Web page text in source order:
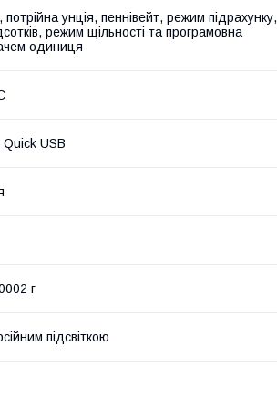
потрійна унція, пеннівейт, режим підрахунку,
режим щільності та програмовна
одиниця
USB
г
підсвіткою